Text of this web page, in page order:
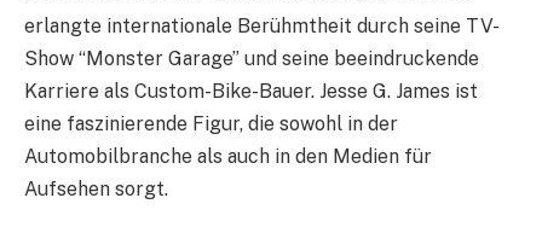
erlangte internationale Berühmtheit durch seine TV-
Show “Monster Garage” und seine beeindruckende
Karriere als Custom-Bike-Bauer. Jesse G. James ist
eine faszinierende Figur, die sowohl in der
Automobilbranche als auch in den Medien für
Aufsehen sorgt.